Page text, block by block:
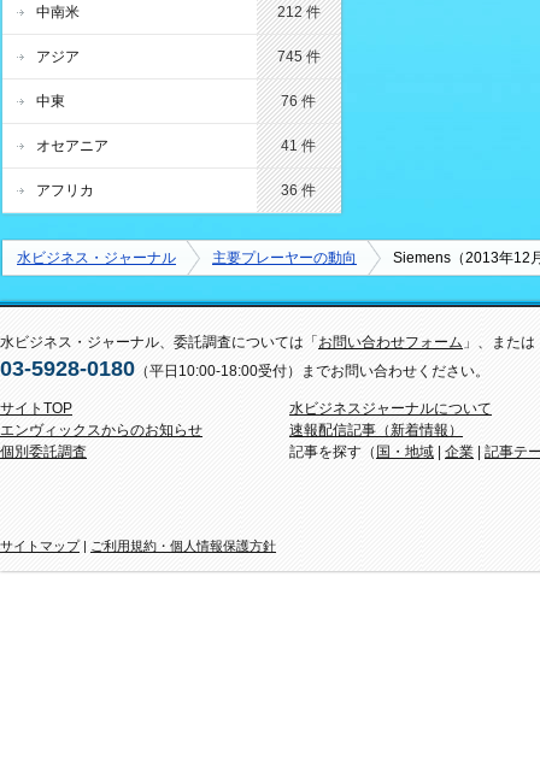
中南米 212 件
アジア 745 件
中東 76 件
オセアニア 41 件
アフリカ 36 件
水ビジネス・ジャーナル 主要プレーヤーの動向 Siemens（2013年12
水ビジネス・ジャーナル、委託調査については「 お問い合わせフォーム 」、または
03-5928-0180 （平日10:00-18:00受付）までお問い合わせください。
サイトTOP
エンヴィックスからのお知らせ
個別委託調査
水ビジネスジャーナルについて
速報配信記事（新着情報）
記事を探す（ 国・地域 企業 記事テ
サイトマップ| ご利用規約・個人情報保護方針